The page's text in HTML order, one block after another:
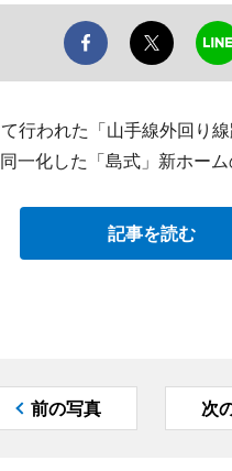
行われた「山手線外回り
一化した「島式」新ホーム
記事を読む
前の写真 次